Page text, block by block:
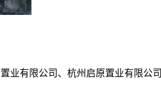
业有限公司、杭州启原置业有限公司